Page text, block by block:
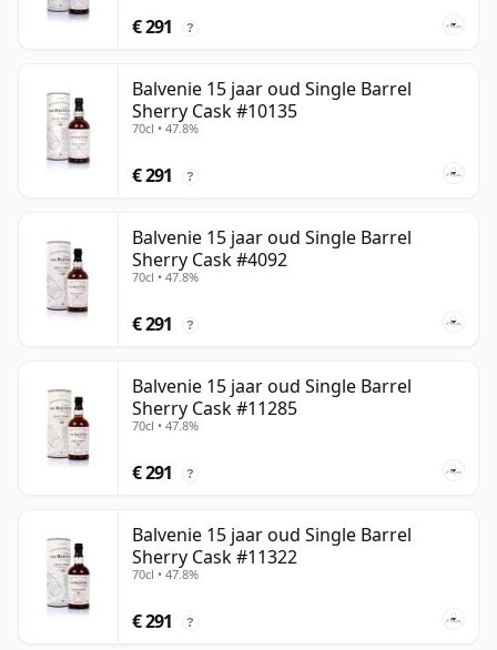
€ 291 ?
Balvenie 15 jaar oud Single Barrel
Sherry Cask #10135
70cl • 47.8%
€ 291 ?
Balvenie 15 jaar oud Single Barrel
Sherry Cask #4092
70cl • 47.8%
€ 291 ?
Balvenie 15 jaar oud Single Barrel
Sherry Cask #11285
70cl • 47.8%
€ 291 ?
Balvenie 15 jaar oud Single Barrel
Sherry Cask #11322
70cl • 47.8%
€ 291 ?